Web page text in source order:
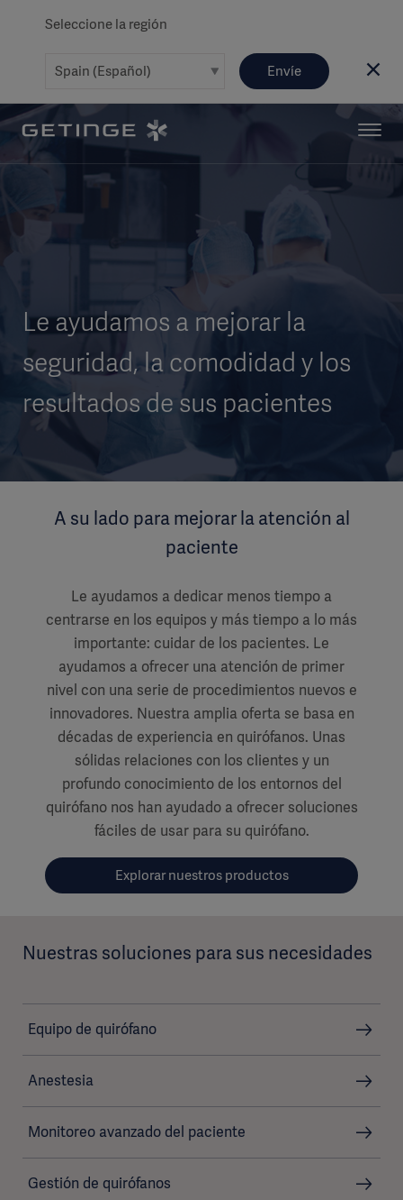
Seleccione la región
Envíe
Le ayudamos a mejorar la
seguridad, la comodidad y los
resultados de sus pacientes
A su lado para mejorar la atención al
paciente
Le ayudamos a dedicar menos tiempo a
centrarse en los equipos y más tiempo a lo más
importante: cuidar de los pacientes. Le
ayudamos a ofrecer una atención de primer
nivel con una serie de procedimientos nuevos e
innovadores. Nuestra amplia oferta se basa en
décadas de experiencia en quirófanos. Unas
sólidas relaciones con los clientes y un
profundo conocimiento de los entornos del
quirófano nos han ayudado a ofrecer soluciones
fáciles de usar para su quirófano.
Explorar nuestros productos
Nuestras soluciones para sus necesidades
Equipo de quirófano
Anestesia
Monitoreo avanzado del paciente
Gestión de quirófanos